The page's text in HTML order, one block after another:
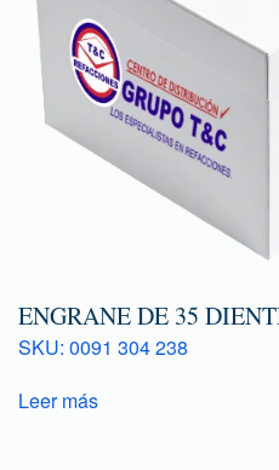
ENGRANE DE 35
SKU: 0091 304 238
Leer más